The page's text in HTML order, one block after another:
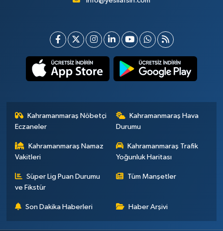
Kahramanmaraş Nöbetçi
Eczaneler
Kahramanmaraş Hava
Durumu
Kahramanmaraş Namaz
Vakitleri
Kahramanmaraş Trafik
Yoğunluk Haritası
Süper Lig Puan Durumu
ve Fikstür
Tüm Manşetler
Son Dakika Haberleri Haber Arşivi